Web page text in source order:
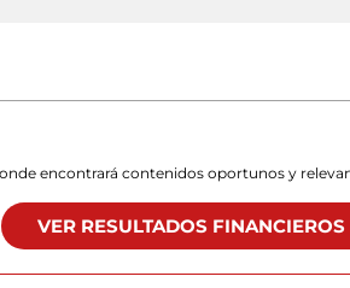
encontrará contenidos oportunos y
VER RESULTADOS FINANCIEROS